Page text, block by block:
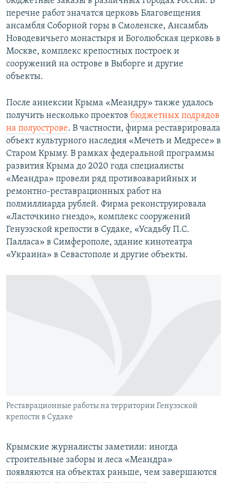
перечне работ значатся церковь Благовещения
ансамбля Соборной горы в Смоленске, Ансамбль
Новодевичьего монастыря и Боголюбская церковь в
Москве, комплекс крепостных построек и
сооружений на острове в Выборге и другие
объекты.
После аннексии Крыма «Меандру» также удалось
получить несколько проектов бюджетных подрядов
на полуострове. В частности, фирма реставрировала
объект культурного наследия «Мечеть и Медресе» в
Старом Крыму. В рамках федеральной программы
развития Крыма до 2020 года специалисты
«Меандра» провели ряд противоаварийных и
ремонтно-реставрационных работ на
полмиллиарда рублей. Фирма реконструировала
«Ласточкино гнездо», комплекс сооружений
Генуэзской крепости в Судаке, «Усадьбу П.С.
Палласа» в Симферополе, здание кинотеатра
«Украина» в Севастополе и другие объекты.
Реставрационные работы на территории Генуэзской
крепости в Судаке
Крымские журналисты заметили: иногда
строительные заборы и леса «Меандра»
появляются на объектах раньше, чем завершаются